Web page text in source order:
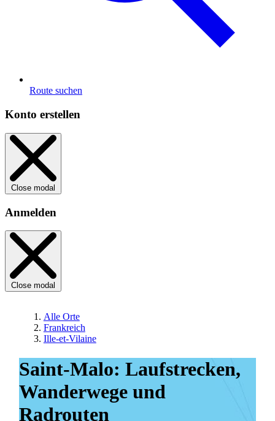
Route suchen
Konto erstellen
Close modal
Anmelden
Close modal
Alle Orte
Frankreich
Ille-et-Vilaine
Saint-Malo: Laufstrecken,
Wanderwege und
Radrouten